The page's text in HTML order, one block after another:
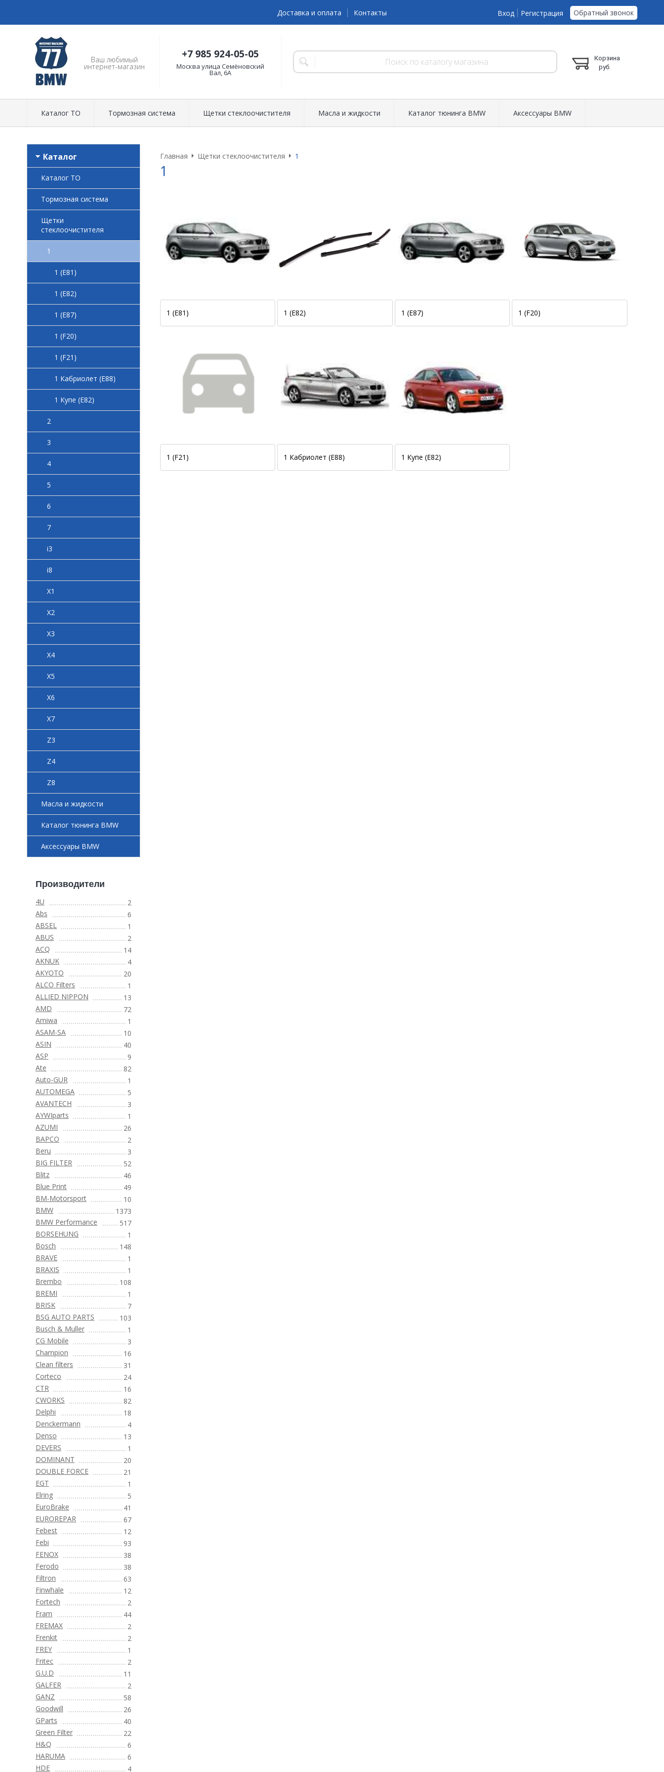
Доставка и оплата Контакты Вход Регистрация Обратный звонок
Ваш любимый
интернет-магазин
+7 985 924-05-05
Москва улица Семёновский
Вал, 6А
Корзина
руб.
Каталог ТО Тормозная система Щетки стеклоочистителя Масла и жидкости Каталог тюнинга BMW Аксессуары BMW
Каталог
Каталог ТО
Тормозная система
Щетки
стеклоочистителя
1
1 (E81)
1 (E82)
1 (E87)
1 (F20)
1 (F21)
1 Кабриолет (E88)
1 Купе (E82)
2
3
4
5
6
7
i3
i8
X1
X2
X3
X4
X5
X6
X7
Z3
Z4
Z8
Масла и жидкости
Каталог тюнинга BMW
Аксессуары BMW
Производители
4U
2
Abs
6
ABSEL
1
ABUS
2
ACQ
14
AKNUK
4
AKYOTO
20
ALCO Filters
1
ALLIED NIPPON
13
AMD
72
Amiwa
1
ASAM-SA
10
ASIN
40
ASP
9
Ate
82
Auto-GUR
1
AUTOMEGA
5
AVANTECH
3
AYWIparts
1
AZUMI
26
BAPCO
2
Beru
3
BIG FILTER
52
Blitz
46
Blue Print
49
BM-Motorsport
10
BMW
1373
BMW Performance
517
BORSEHUNG
1
Bosch
148
BRAVE
1
BRAXIS
1
Brembo
108
BREMI
1
BRISK
7
BSG AUTO PARTS
103
Busch & Muller
1
CG Mobile
3
Champion
16
Clean filters
31
Corteco
24
CTR
16
CWORKS
82
Delphi
18
Denckermann
4
Denso
13
DEVERS
1
DOMINANT
20
DOUBLE FORCE
21
EGT
1
Elring
5
EuroBrake
41
EUROREPAR
67
Febest
12
Febi
93
FENOX
38
Ferodo
38
Filtron
63
Finwhale
12
Fortech
2
Fram
44
FREMAX
2
Frenkit
2
FREY
1
Fritec
2
G.U.D
11
GALFER
2
GANZ
58
Goodwill
26
GParts
40
Green Filter
22
H&Q
6
HARUMA
6
HDE
4
Главная Щетки стеклоочистителя 1
1
1 (E81) 1 (E82) 1 (E87) 1 (F20)
1 (F21) 1 Кабриолет (E88) 1 Купе (E82)